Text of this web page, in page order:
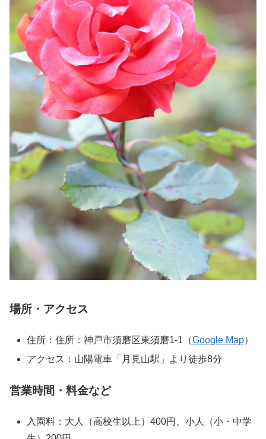
場所・アクセス
住所：住所：神戸市須磨区東須磨1-1（Google Map）
アクセス：山陽電車「月見山駅」より徒歩8分
営業時間・料金など
入園料：大人（高校生以上）400円、小人（小・中学